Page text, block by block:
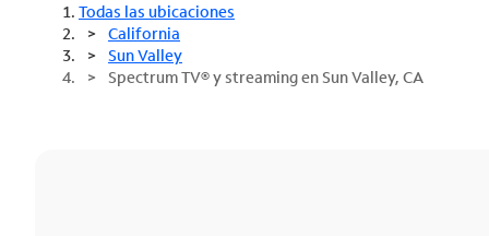
Todas las ubicaciones
California
Sun Valley
Spectrum TV® y streaming en Sun Valley, CA